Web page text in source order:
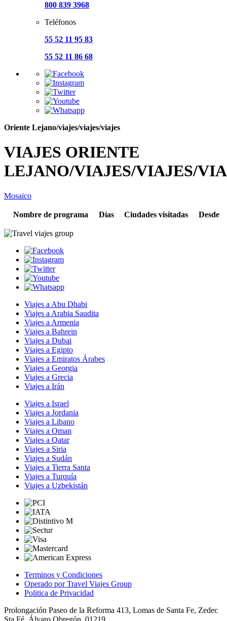
800 839 3968
Teléfonos
55 52 11 95 83
55 52 11 86 68
Oriente Lejano/viajes/viajes/viajes
VIAJES ORIENTE
LEJANO/VIAJES/VIAJES/
Mosaico
Nombre de programa Días Ciudades visitadas Desde
Viajes a Abu Dhabi
Viajes a Arabia Saudita
Viajes a Armenia
Viajes a Bahrein
Viajes a Dubai
Viajes a Egipto
Viajes a Emiratos Árabes
Viajes a Georgia
Viajes a Grecia
Viajes a Irán
Viajes a Israel
Viajes a Jordania
Viajes a Libano
Viajes a Oman
Viajes a Qatar
Viajes a Siria
Viajes a Sudán
Viajes a Tierra Santa
Viajes a Turquía
Viajes a Uzbekistán
Terminos y Condiciones
Operado por Travel Viajes Group
Politica de Privacidad
Prolongación Paseo de la Reforma 413, Lomas de Santa Fe, Zedec
Sta Fé, Álvaro Obregón, 01219